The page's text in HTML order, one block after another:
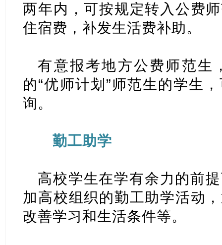
两年内，可按规定转入公费
住宿费，补发生活费补助。
有意报考地方公费师范生
的“优师计划”师范生的学生
询。
勤工助学
高校学生在学有余力的前
加高校组织的勤工助学活动
改善学习和生活条件等。